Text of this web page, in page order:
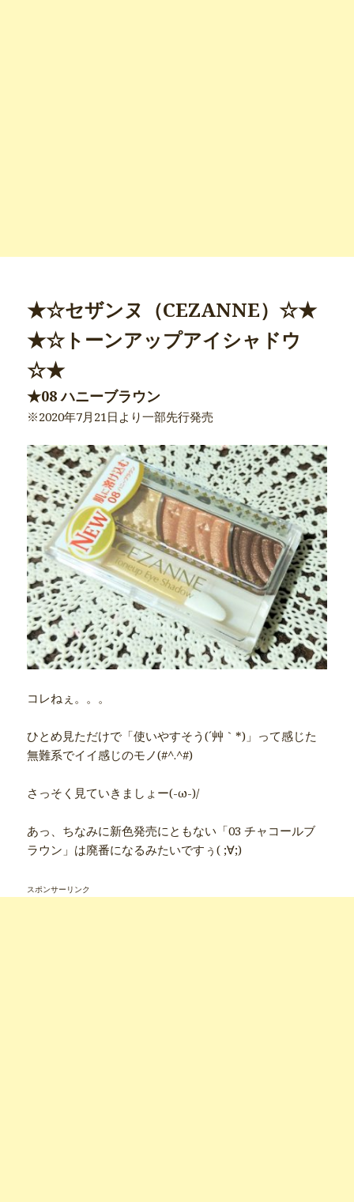
★☆セザンヌ（CEZANNE）☆★
★☆トーンアップアイシャドウ
☆★
★08 ハニーブラウン
※2020年7月21日より一部先行発売
コレねぇ。。。
ひとめ見ただけで「使いやすそう(´艸｀*)」って感じた
無難系でイイ感じのモノ(#^.^#)
さっそく見ていきましょー(-ω-)/
あっ、ちなみに新色発売にともない「03 チャコールブ
ラウン」は廃番になるみたいですぅ( ;∀;)
スポンサーリンク